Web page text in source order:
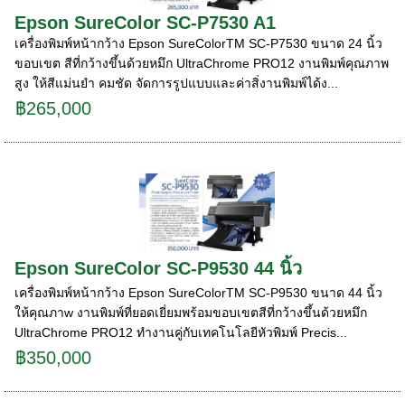
Epson SureColor SC-P7530 A1
เครื่องพิมพ์หน้ากว้าง Epson SureColorTM SC-P7530 ขนาด 24 นิ้ว
ขอบเขต สีที่กว้างขึ้นด้วยหมึก UltraChrome PRO12 งานพิมพ์คุณภาพ
สูง ให้สีแม่นยํา คมชัด จัดการรูปแบบและค่าสิ่งานพิมพ์ได้ง...
฿265,000
Epson SureColor SC-P9530 44 นิ้ว
เครื่องพิมพ์หน้ากว้าง Epson SureColorTM SC-P9530 ขนาด 44 นิ้ว
ให้คุณภาw งานพิมพ์ที่ยอดเยี่ยมพร้อมขอบเขตสีที่กว้างขึ้นด้วยหมึก
UltraChrome PRO12 ทํางานคู่กับเทคโนโลยีหัวพิมพ์ Precis...
฿350,000